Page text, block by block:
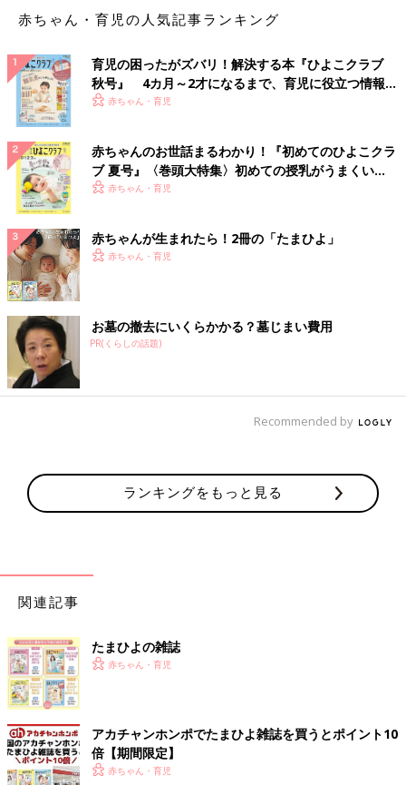
ポリ袋にハンドタオルを数枚詰め、口をしっかり縛って作ったボ
ールを、ママが見守りながら赤ちゃんに持たせてみて。やわらか
いボールなので、まだ力が弱い赤ちゃんにも指を入れやすく、つ
かみやすいのがポイント。持つだけで手指のいい運動になりま
す。カシャカシャ鳴る音や手触りも脳へのいい刺激になります。
【6～11カ月】の赤ちゃんには「ママのおしゃれア
イテム」遊びがGOOD！
６カ月を過ぎ、おすわりができるようになってくると視野が変
化。身のまわりにあるものへの関心がアップします。とくに身近
な存在であるママが使うものには興味津々で、おもちゃよりも強
い反応を示すことが。危険がないように見守りながら、自由に遊
ばせてあげて。
キレイな色・柄に興味津々！「スカーフを引っ張れ」
角をカットして穴を開けたフリージングバッグに、スカーフ（ハ
ンカチなどでもOK）を詰めて。透明のバッグから透けて見える
少し布を出すと、赤ちゃんが夢中になって引っ張り出します。手
指と腕を連動する動きが脳を刺激します。
赤ちゃん・育児の人気記事ランキング
育児の困ったがズバリ！解決する本『ひよこクラブ
秋号』 4カ月～2才になるまで、育児に役立つ情報が
いっぱい！
赤ちゃん・育児
赤ちゃんのお世話まるわかり！『初めてのひよこクラ
ブ 夏号』〈巻頭大特集〉初めての授乳がうまくい
く！ おっぱい・ミルクの基本と夏のトラブル 解決テ
赤ちゃん・育児
赤ちゃんが生まれたら！2冊の「たまひよ」
赤ちゃん・育児
お墓の撤去にいくらかかる？墓じまい費用
PR(くらしの話題)
Recommended by
ランキングをもっと見る
関連記事
たまひよの雑誌
赤ちゃん・育児
アカチャンホンポでたまひよ雑誌を買うとポイント10
倍【期間限定】
赤ちゃん・育児